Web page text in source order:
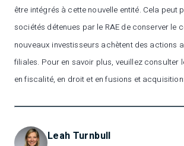
être intégrés à cette nouvelle entité. Cela peut
sociétés détenues par le RAE de conserver le
nouveaux investisseurs achètent des actions
filiales. Pour en savoir plus, veuillez consulter
en fiscalité, en droit et en fusions et
Leah Turnbull